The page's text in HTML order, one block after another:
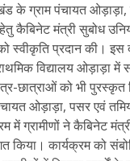
के ग्राम पंचायत ओड़ाड़ा,
कैबिनेट मंत्री सुबोध
स्वीकृति प्रदान की। इस
विद्यालय ओड़ाड़ा में
छात्राओं को भी पुरस्कृत
ओड़ाड़ा, पसर एवं
में ग्रामीणों ने कैबिनेट
किया। कार्यक्रम को